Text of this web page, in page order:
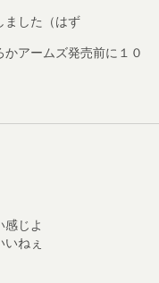
ました（はず
アームズ発売前に１０
じよ
ねぇ